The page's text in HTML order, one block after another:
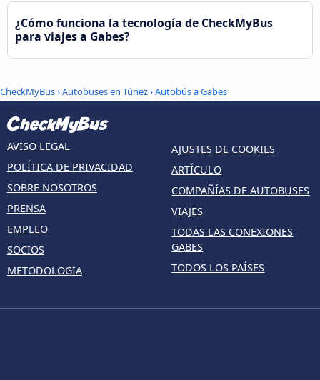
¿Cómo funciona la tecnología de CheckMyBus
para viajes a Gabes?
CheckMyBus›Autobuses en Túnez› Autobús a Gabes
AVISO LEGAL
POLÍTICA DE PRIVACIDAD
SOBRE NOSOTROS
PRENSA
EMPLEO
SOCIOS
METODOLOGIA
AJUSTES DE COOKIES
ARTÍCULO
COMPAÑÍAS DE AUTOBUSES
VIAJES
TODAS LAS CONEXIONES
GABES
TODOS LOS PAÍSES